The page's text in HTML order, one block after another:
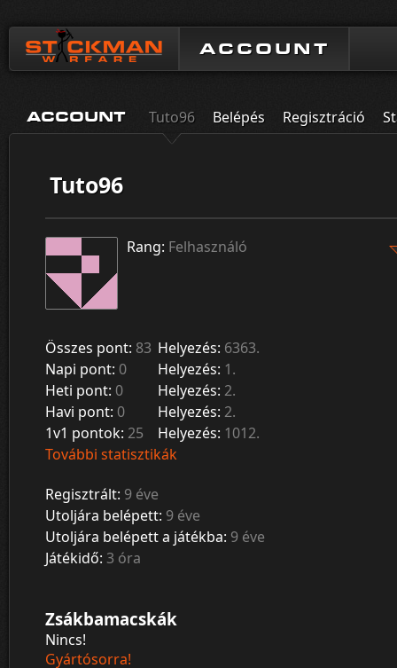
ACCOUNT
ACCOUNT Tuto96 Belépés Regisztráció
Tuto96
Rang: Felhasználó
Összes pont: 83 Helyezés: 6363.
Napi pont: 0 Helyezés: 1.
Heti pont: 0 Helyezés: 2.
Havi pont: 0 Helyezés: 2.
1v1 pontok: 25 Helyezés: 1012.
További statisztikák
Regisztrált: 9 éve
Utoljára belépett: 9 éve
Utoljára belépett a játékba: 9 éve
Játékidő: 3 óra
Zsákbamacskák
Nincs!
Gyártósorra!